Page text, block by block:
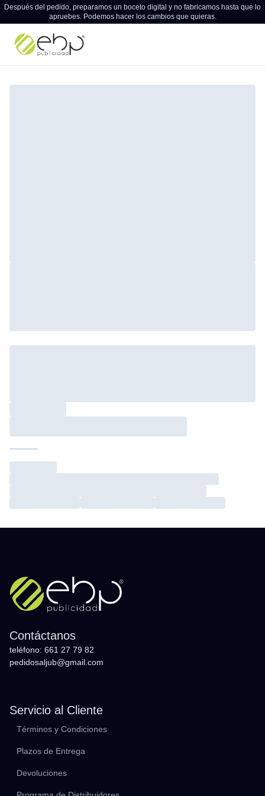
Después del pedido, preparamos un boceto digital y no fabricamos hasta que lo
apruebes. Podemos hacer los cambios que quieras.
Contáctanos
teléfono: 661 27 79 82
pedidosaljub@gmail.com
Servicio al Cliente
Términos y Condiciones
Plazos de Entrega
Devoluciones